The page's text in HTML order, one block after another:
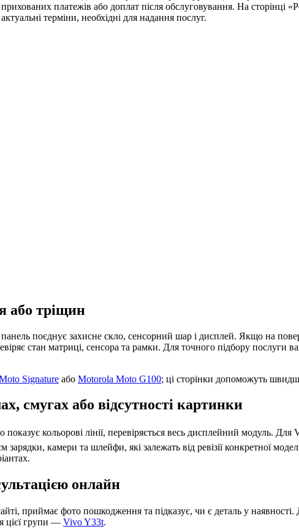
прихованих платежів або доплат після обслуговування. На сторінці
актуальні терміни, необхідні для надання послуг.
або тріщин
поєднує захисне скло, сенсорний шар і дисплей. Якщо на
стан матриці, сенсора та рамки. Для точного підбору послуги
Signature або Motorola Moto G100; ці сторінки допоможуть
смугах або відсутності картинки
кольорові лінії, перевіряється весь дисплейний модуль. Для
камери та шлейфи, які залежать від ревізії конкретної
онлайн
приймає фото пошкодження та підказує, чи є деталь у наявності.
цієї групи — Vivo Y33t.